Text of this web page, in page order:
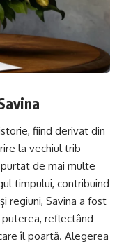
fiind derivat din
la vechiul trib
de mai multe
timpului, contribuind
regiuni, Savina a fost
reflectând
îl poartă. Alegerea